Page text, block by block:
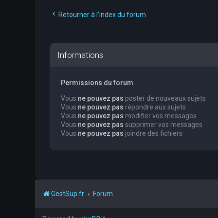
Retourner à l’index du forum
Informations
Permissions du forum
Vous ne pouvez pas poster de nouveaux sujets
Vous ne pouvez pas répondre aux sujets
Vous ne pouvez pas modifier vos messages
Vous ne pouvez pas supprimer vos messages
Vous ne pouvez pas joindre des fichiers
GestSup.fr Forum